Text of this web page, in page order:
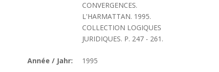
CONVERGENCES.
L'HARMATTAN. 1995.
COLLECTION LOGIQUES
JURIDIQUES. P. 247 - 261.
Année / Jahr: 1995